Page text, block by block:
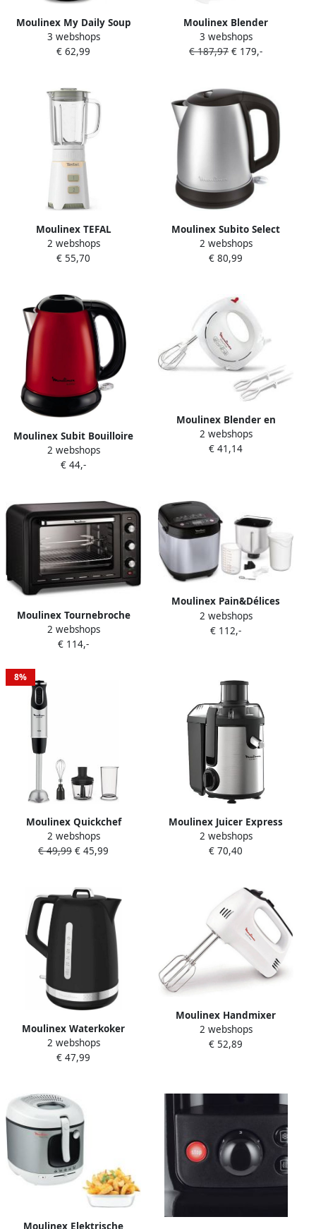
Moulinex My Daily Soup
Zwart LM542810 |
Soepmakers |
3 webshops
€ 62,99
Moulinex Blender
Soup&Plus LM924500 |
Blenders | Keuken&Koken
3 webshops
€ 187,97 € 179,-
Moulinex TEFAL
Miniblender Vermogen 400
W Glazen kom van 0 7 liter
blender Minimix BL165010
2 webshops
€ 55,70
Moulinex Subito Select
BY550D10 Waterkoker
2 webshops
€ 80,99
Moulinex Subit Bouilloire
By540510 Rouge
2 webshops
€ 44,-
Moulinex Blender en
Deegmixer Easy Max
HM2501 200W
2 webshops
€ 41,14
Moulinex Tournebroche
Optimo OX485810 |
Heteluchtovens |
2 webshops
€ 114,-
Moulinex Pain&Délices
OW240E30 |
Broodbakmachines |
2 webshops
€ 112,-
8%
Moulinex Quickchef
DD655810 3in1 Staafmixer
1000W Hakmolen Garde &
2 webshops
€ 49,99 € 45,99
Moulinex Juicer Express
JU420D10 | Sapcentrifuges |
Keuken&Koken
2 webshops
€ 70,40
Moulinex Waterkoker
By320b10 Zwart 2400 W 1 7
L
2 webshops
€ 47,99
Moulinex Handmixer
HM3101 300W 300 W
2 webshops
€ 52,89
Moulinex Elektrische